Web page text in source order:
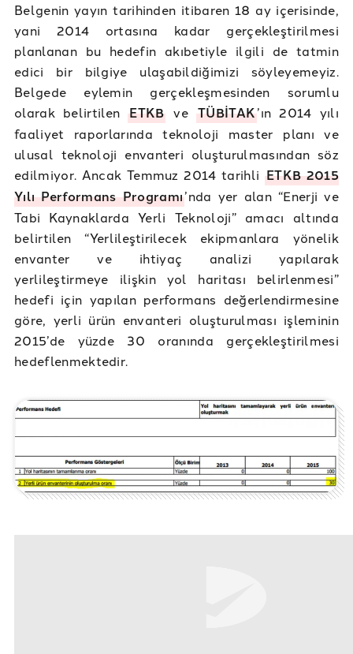
Belgenin yayın tarihinden itibaren 18 ay içerisinde,
yani 2014 ortasına kadar gerçekleştirilmesi
planlanan bu hedefin akıbetiyle ilgili de tatmin
edici bir bilgiye ulaşabildiğimizi söyleyemeyiz.
Belgede eylemin gerçekleşmesinden sorumlu
olarak belirtilenETKB veTÜBİTAK’ın 2014 yılı
faaliyet raporlarında teknoloji master planı ve
ulusal teknoloji envanteri oluşturulmasından söz
edilmiyor. Ancak Temmuz 2014 tarihli ETKB 2015
Yılı Performans Programı’nda yer alan “Enerji ve
Tabi Kaynaklarda Yerli Teknoloji” amacı altında
belirtilen “Yerlileştirilecek ekipmanlara yönelik
envanter ve ihtiyaç analizi yapılarak
yerlileştirmeye ilişkin yol haritası belirlenmesi”
hedefi için yapılan performans değerlendirmesine
göre, yerli ürün envanteri oluşturulması işleminin
2015’de yüzde 30 oranında gerçekleştirilmesi
hedeflenmektedir.